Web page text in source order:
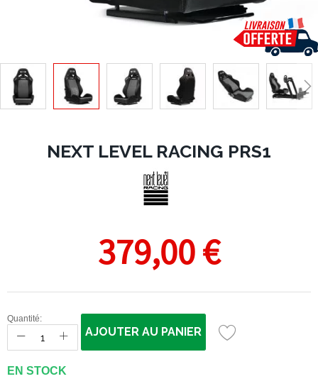
NEXT LEVEL RACING PRS1
379,00 €
Quantité:
AJOUTER AU PANIER
EN STOCK